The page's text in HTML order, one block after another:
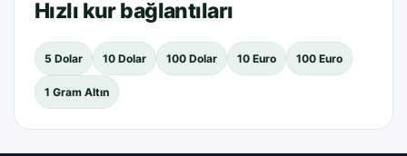
Hızlı kur bağlantıları
5 Dolar 10 Dolar 100 Dolar 10 Euro 100 Euro
1 Gram Altın